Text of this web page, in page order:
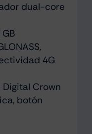
dual-core
4G
Digital Crown
botón